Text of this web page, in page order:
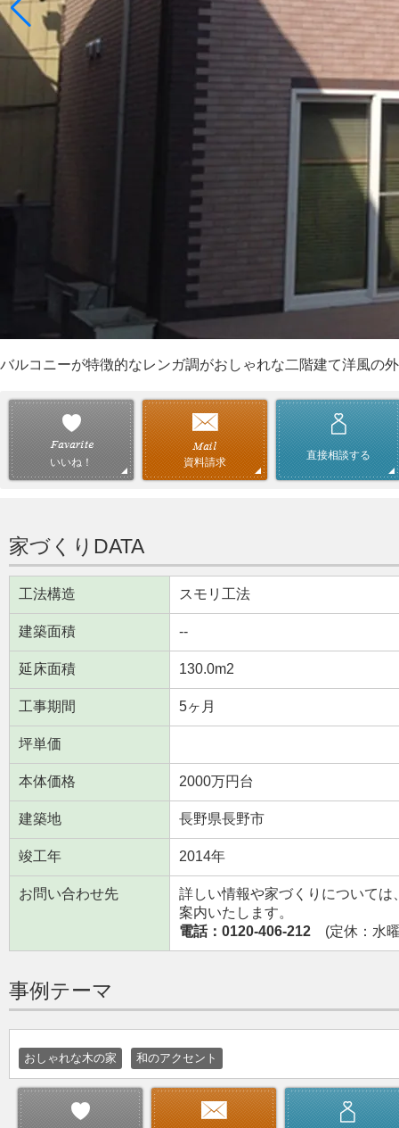
バルコニーが特徴的なレンガ調がおしゃれな二階建て洋風の
いいね！ 資料請求
直接相談する
家づくりDATA
工法構造 スモリ工法
建築面積 --
延床面積 130.0m2
工事期間 5ヶ月
坪単価
本体価格 2000万円台
建築地 長野県長野市
竣工年 2014年
お問い合わせ先
詳しい情報や家づくりについて
案内いたします。
電話：0120-406-212 (定休：水
事例テーマ
おしゃれな木の家 和のアクセント